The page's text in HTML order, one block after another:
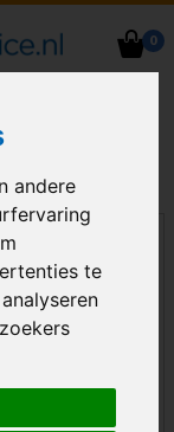
andere
te
0